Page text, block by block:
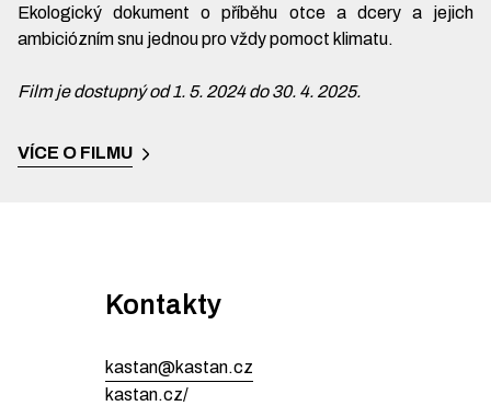
Ekologický dokument o příběhu otce a dcery a jejich
ambiciózním snu jednou pro vždy pomoct klimatu.
Film je dostupný od 1. 5. 2024 do 30. 4. 2025.
VÍCE O FILMU
Kontakty
kastan@kastan.cz
kastan.cz/